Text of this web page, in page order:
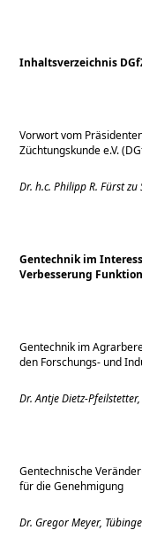
Inhaltsverzeichnis
Vorwort vom
Züchtungskunde e.V.
Dr. h.c. Philipp R. Fürst zu
Gentechnik im
Verbesserung
Gentechnik im
den Forschungs- und
Dr. Antje Dietz-
Gentechnische
für die Genehmigung
Dr. Gregor Meyer,